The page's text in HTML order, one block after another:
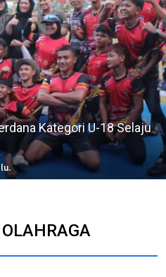
Kategori U-18 Selaju
OLAHRAGA